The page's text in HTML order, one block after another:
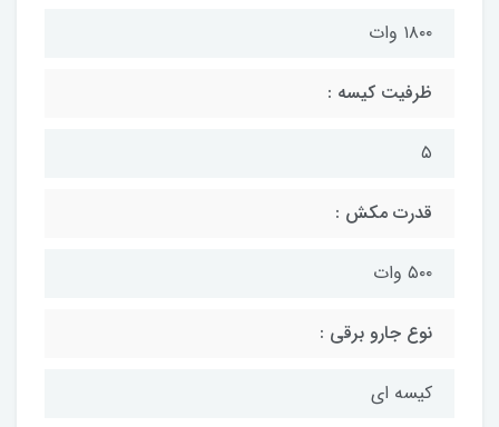
۱۸۰۰ وات
ظرفیت کیسه :
۵
قدرت مکش :
۵۰۰ وات
نوع جارو برقی :
کیسه ای